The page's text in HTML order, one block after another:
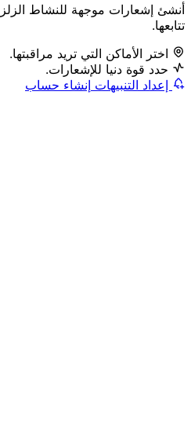
أنشئ إشعارات موجهة للنشاط
تتابعها.
اختر الأماكن التي تريد مراقبتها.
حدد قوة دنيا للإشعارات.
إعداد التنبيهات إنشاء حساب